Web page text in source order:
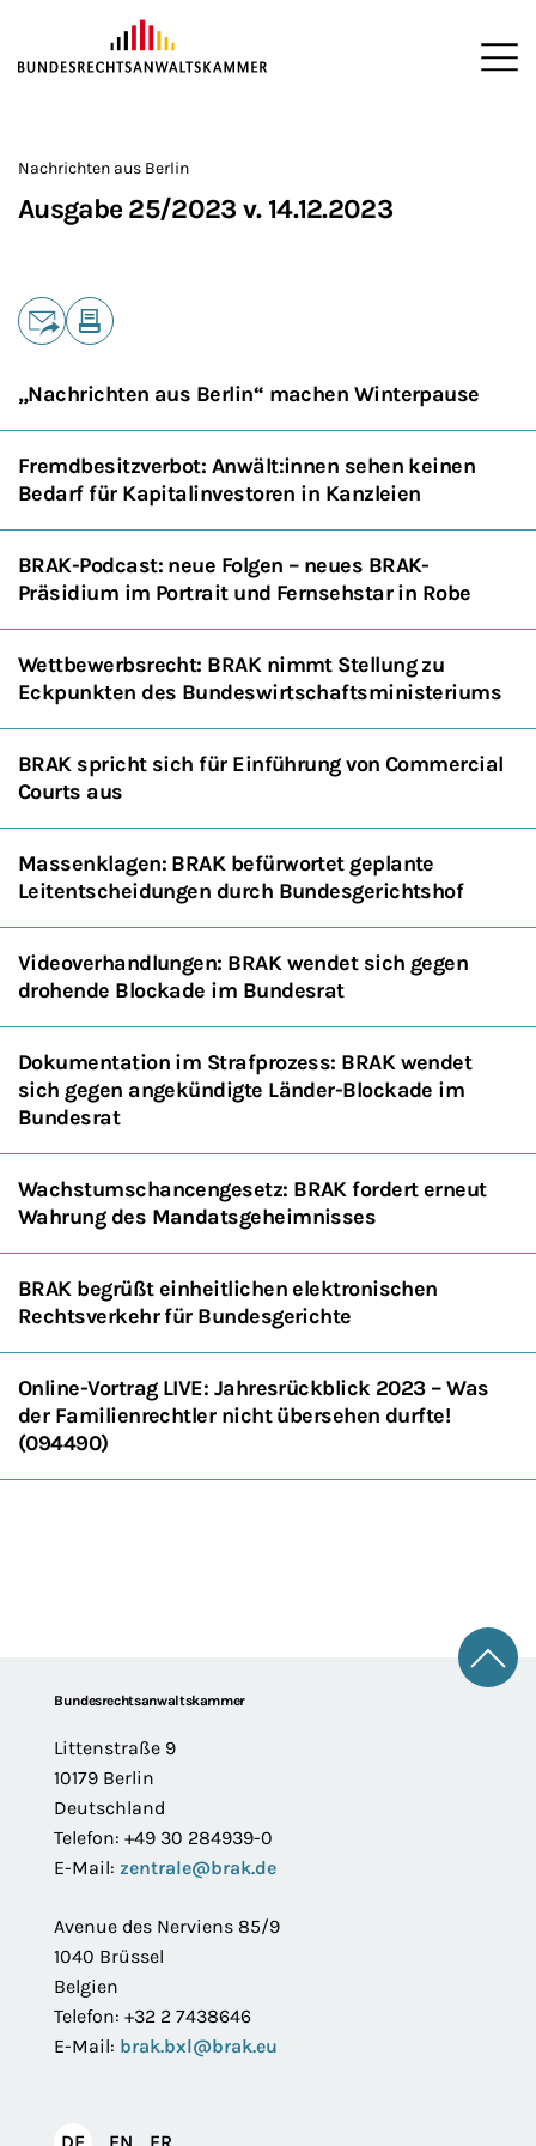
ZUM HAUPTINHALT SPRINGEN
Nachrichten aus Berlin
Ausgabe 25/2023 v. 14.12.2023
Teilen
„Nachrichten aus Berlin“ machen Winterpause
Fremdbesitzverbot: Anwält:innen sehen keinen
Bedarf für Kapitalinvestoren in Kanzleien
BRAK-Podcast: neue Folgen – neues BRAK-
Präsidium im Portrait und Fernsehstar in Robe
Wettbewerbsrecht: BRAK nimmt Stellung zu
Eckpunkten des Bundeswirtschaftsministeriums
BRAK spricht sich für Einführung von Commercial
Courts aus
Massenklagen: BRAK befürwortet geplante
Leitentscheidungen durch Bundesgerichtshof
Videoverhandlungen: BRAK wendet sich gegen
drohende Blockade im Bundesrat
Dokumentation im Strafprozess: BRAK wendet
sich gegen angekündigte Länder-Blockade im
Bundesrat
Wachstumschancengesetz: BRAK fordert erneut
Wahrung des Mandatsgeheimnisses
BRAK begrüßt einheitlichen elektronischen
Rechtsverkehr für Bundesgerichte
Online-Vortrag LIVE: Jahresrückblick 2023 – Was
der Familienrechtler nicht übersehen durfte!
(094490)
FooterBundesrechtsanwaltskammer
Littenstraße 9
10179 Berlin
Deutschland
Telefon: +49 30 284939-0
E-Mail: zentrale@brak.de
Avenue des Nerviens 85/9
1040 Brüssel
Belgien
Telefon: +32 2 7438646
E-Mail: brak.bxl@brak.eu
English